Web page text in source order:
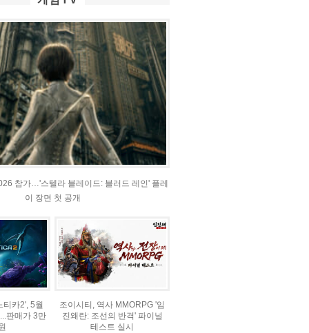
참가…'스텔라 블레이드: 블러드 레인' 플레
이 장면 첫 공개
티카2', 5월
판매가 3만
조이시티, 역사 MMORPG '임
진왜란: 조선의 반격' 파이널
테스트 실시